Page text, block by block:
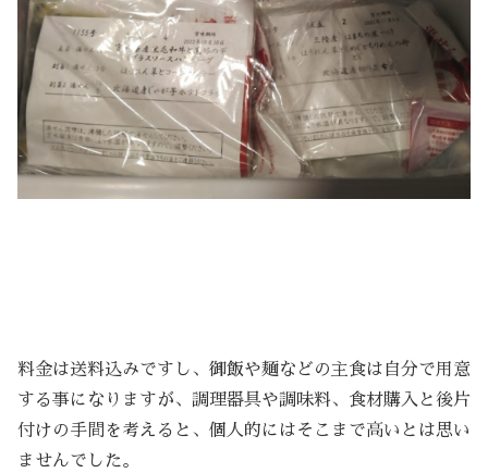
料金は送料込みですし、御飯や麺などの主食は自分で用意
する事になりますが、調理器具や調味料、食材購入と後片
付けの手間を考えると、個人的にはそこまで高いとは思い
ませんでした。